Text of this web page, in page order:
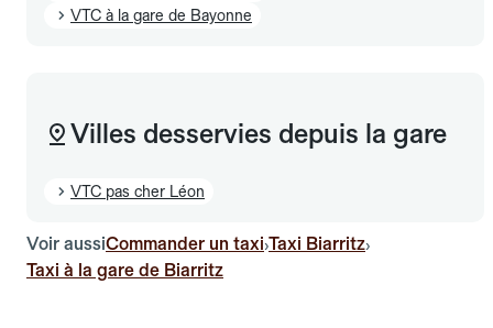
VTC à la gare de Bayonne
Villes desservies depuis la gare
VTC pas cher Léon
Voir aussiCommander un taxi›Taxi Biarritz›
Taxi à la gare de Biarritz